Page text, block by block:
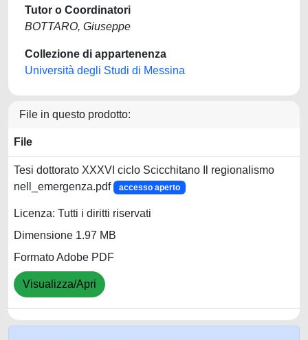
Tutor o Coordinatori
BOTTARO, Giuseppe
Collezione di appartenenza
Università degli Studi di Messina
File in questo prodotto:
File
Tesi dottorato XXXVI ciclo Scicchitano Il regionalismo
nell_emergenza.pdf
accesso aperto
Licenza: Tutti i diritti riservati
Dimensione 1.97 MB
Formato Adobe PDF
Visualizza/Apri